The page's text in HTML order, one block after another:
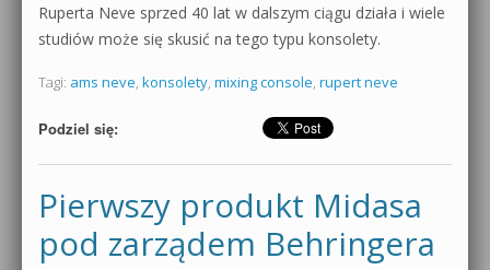
Ruperta Neve sprzed 40 lat w dalszym ciągu działa i wiele
studiów może się skusić na tego typu konsolety.
Tagi: ams neve, konsolety, mixing console, rupert neve
Podziel się:
Pierwszy produkt Midasa
pod zarządem Behringera